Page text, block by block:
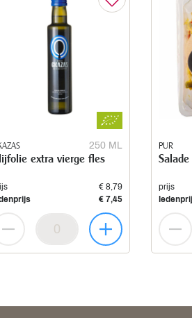
250 ML
extra vierge fles
€ 8,79
€ 7,45
PUR
prijs